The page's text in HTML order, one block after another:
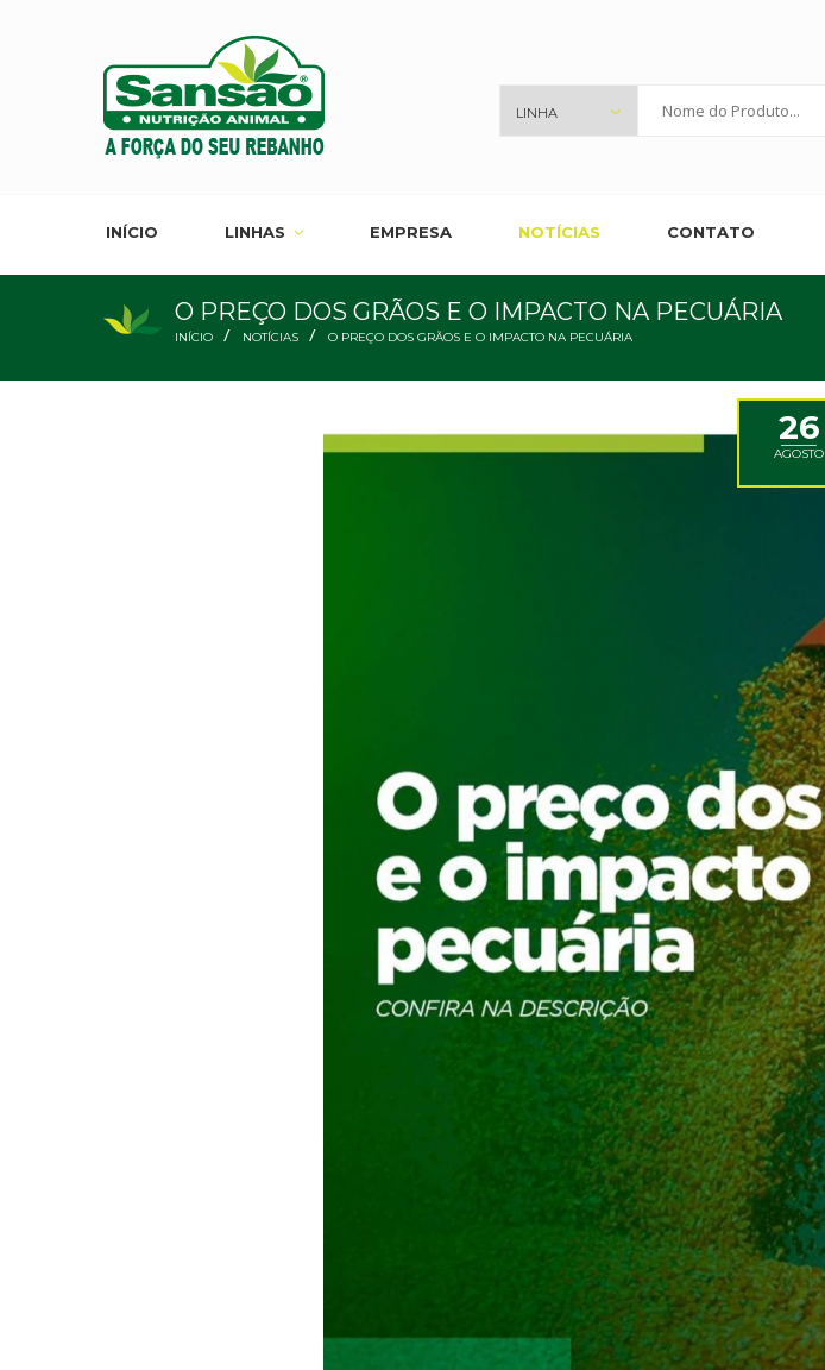
Produto...
INÍCIO LINHAS EMPRESA NOTÍCIAS CONTATO
O PREÇO DOS GRÃOS E O IMPACTO NA PECUÁRIA
INÍCIO / NOTÍCIAS / O PREÇO DOS GRÃOS E O IMPACTO NA PECUÁRIA
26
AGOSTO